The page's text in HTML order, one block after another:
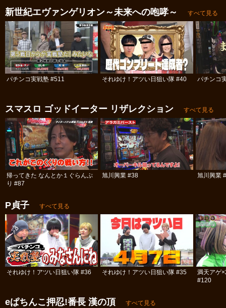
新世紀エヴァンゲリオン～未来への咆哮～ すべて見る
パチンコ実戦塾 #511 それゆけ！アツい日狙い隊 #40 パチンコ
スマスロ ゴッドイーター リザレクション すべて見る
帰ってきた なんとか１ぐらんぷ
り #87
旭川興業 #38 旭川興業
P貞子 すべて見る
それゆけ！アツい日狙い隊 #36 それゆけ！アツい日狙い隊 #35
満天アゲ
#120
eぱちんこ押忍!番長 漢の頂 すべて見る